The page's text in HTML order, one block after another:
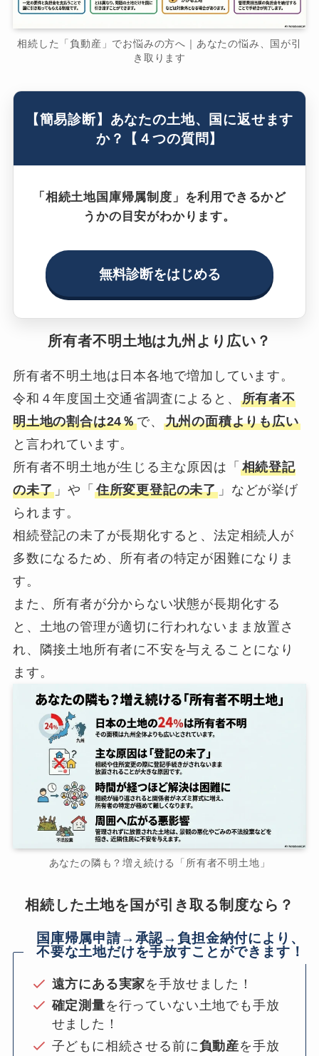
相続した「負動産」でお悩みの方へ｜あなたの悩み、国が引
き取ります
【簡易診断】あなたの土地、国に返せます
か？【４つの質問】
「相続土地国庫帰属制度」を利用できるかど
うかの目安がわかります。
無料診断をはじめる
所有者不明土地は九州より広い？
所有者不明土地は日本各地で増加しています。
令和４年度国土交通省調査によると、 所有者不
明土地の割合は24％で、 九州の面積よりも広い
と言われています。
所有者不明土地が生じる主な原因は「 相続登記
の未了 」や「 住所変更登記の未了 」などが挙げ
られます。
相続登記の未了が長期化すると、法定相続人が
多数になるため、所有者の特定が困難になりま
す。
また、所有者が分からない状態が長期化する
と、土地の管理が適切に行われないまま放置さ
れ、隣接土地所有者に不安を与えることになり
ます。
あなたの隣も？増え続ける「所有者不明土地」
相続した土地を国が引き取る制度なら？
国庫帰属申請→承認→負担金納付により、
不要な土地だけを手放すことができます！
遠方にある実家を手放せました！
確定測量を行っていない土地でも手放
せました！
子どもに相続させる前に負動産を手放